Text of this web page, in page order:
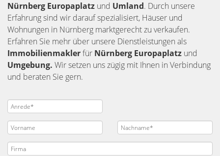
Nürnberg Europaplatz und Umland. Durch unsere
Erfahrung sind wir darauf spezialisiert, Häuser und
Wohnungen in Nürnberg marktgerecht zu verkaufen.
Erfahren Sie mehr über unsere Dienstleistungen als
Immobilienmaklerfür Nürnberg Europaplatz und
Umgebung. Wir setzen uns zügig mit Ihnen in Verbindung
und beraten Sie gern.